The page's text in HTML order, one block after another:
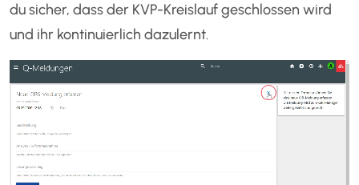
du sicher, dass der KVP-Kreislauf geschlossen wird
und ihr kontinuierlich dazulernt.